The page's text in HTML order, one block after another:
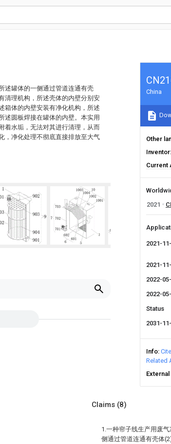
述罐体的一侧通过管道连通有壳
清理机构，所述壳体的内壁分别安
箱体的内壁安装有净化机构，所述
述圆板焊接在罐体的内壁。本实用
着水垢，无法对其进行清理，从而
，净化处理不彻底直接排放至大气
China
Other
Inventor
Current
2021
2021-
2021-
2022-
2022-
Status
2031-
Info
Related
Claims (8)
1.一种帘子线生产用废
侧通过管道连通有壳体